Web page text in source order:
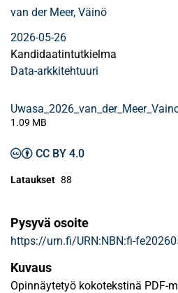
van der Meer, Väinö
2026-05-26
Kandidaatintutkielma
Data-arkkitehtuuri
1.09 MB
CC BY 4.0
Lataukset 88
Pysyvä osoite
https://urn.fi/URN:NBN:fi-
Kuvaus
Opinnäytetyö kokotekstinä PDF-